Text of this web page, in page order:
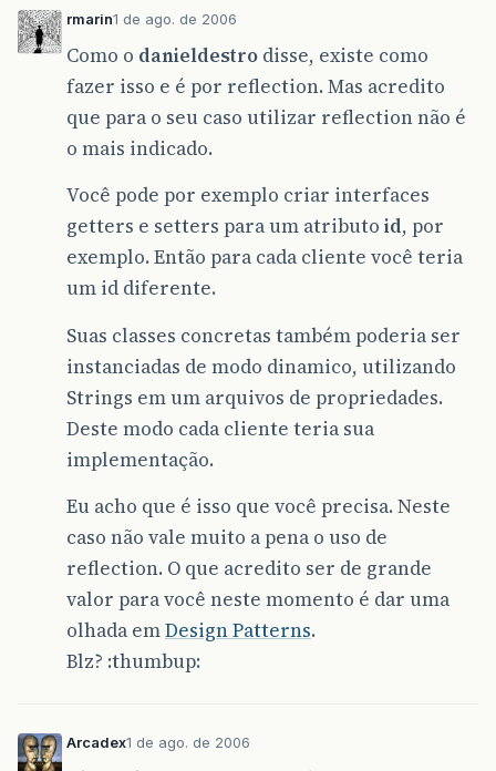
rmarin1 de ago. de 2006
Como o danieldestro disse, existe como
fazer isso e é por reflection. Mas acredito
que para o seu caso utilizar reflection não é
o mais indicado.
Você pode por exemplo criar interfaces
getters e setters para um atributo id, por
exemplo. Então para cada cliente você teria
um id diferente.
Suas classes concretas também poderia ser
instanciadas de modo dinamico, utilizando
Strings em um arquivos de propriedades.
Deste modo cada cliente teria sua
implementação.
Eu acho que é isso que você precisa. Neste
caso não vale muito a pena o uso de
reflection. O que acredito ser de grande
valor para você neste momento é dar uma
olhada emDesign Patterns.
Blz? :thumbup:
Arcadex1 de ago. de 2006